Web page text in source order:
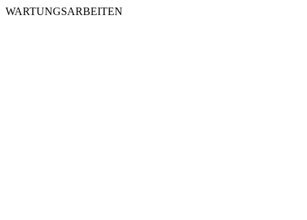
WARTUNGSARBEITEN